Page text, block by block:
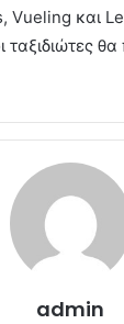
Vueling και
ταξιδιώτες
admin